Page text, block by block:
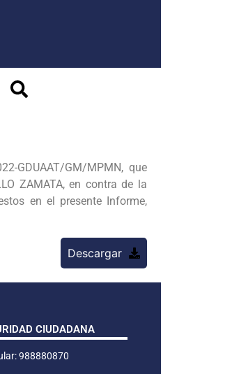
GDUAAT/GM/MPMN, que
ZAMATA, en contra de la
en el presente Informe,
Descargar
CIUDADANA
988880870